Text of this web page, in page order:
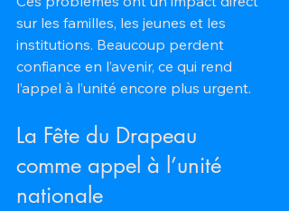
sur les familles, les jeunes et les
institutions. Beaucoup perdent
confiance en l’avenir, ce qui rend
l’appel à l’unité encore plus urgent.
La Fête du Drapeau
comme appel à l’unité
nationale